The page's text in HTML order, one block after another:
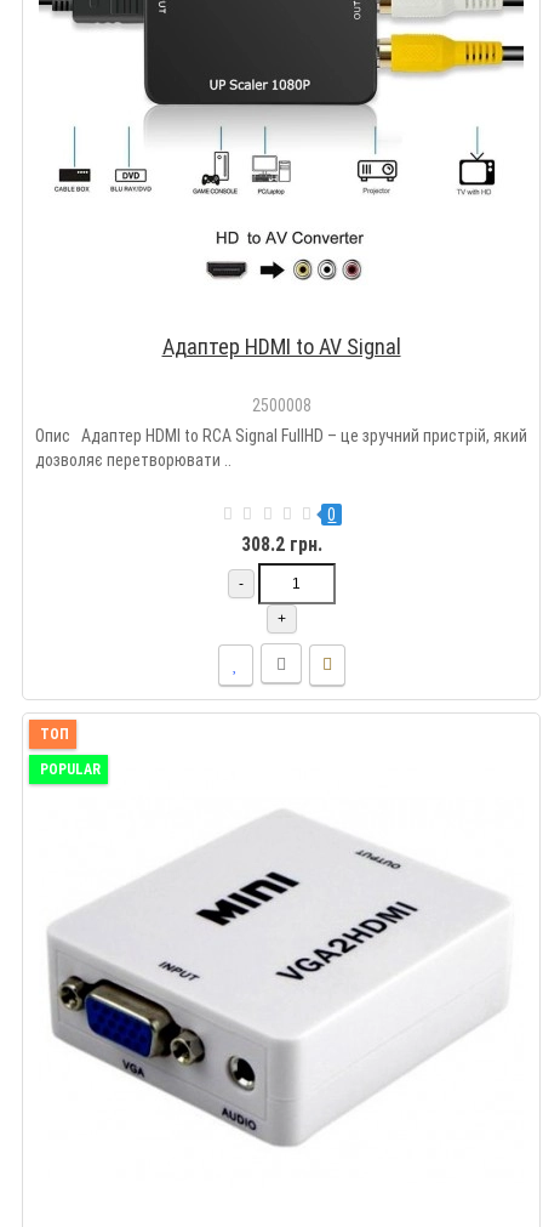
Адаптер HDMI to AV Signal
2500008
Опис Адаптер HDMI to RCA Signal FullHD – це зручний пристрій, який
дозволяє перетворювати ..
0
308.2 грн.
-
+
ТОП
POPULAR